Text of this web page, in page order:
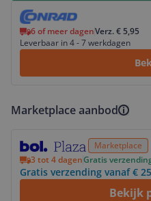
6 of meer dagenVerz. € 5,95
Leverbaar in 4 - 7 werkdagen
Bekijk product
Marketplace aanbod
Marketplace
3 tot 4 dagenGratis
Gratis verzending vanaf €
Bekijk